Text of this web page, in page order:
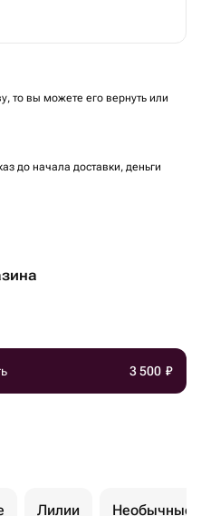
то вы можете его вернуть или
до начала доставки, деньги
3 500 ₽
Лилии Необычные